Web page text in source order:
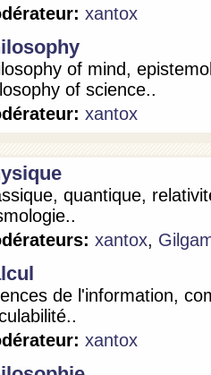
xantox
of mind,
of science..
xantox
quantique,
xantox,
de l'information,
xantox